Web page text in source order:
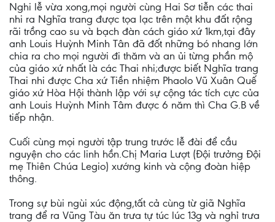
Nghi lễ vừa xong,mọi người cùng Hai Sơ tiễn các thai
nhi ra Nghĩa trang được tọa lạc trên một khu đất rộng
rãi trồng cao su và bạch đàn cách giáo xứ 1km,tại đây
anh Louis Huỳnh Minh Tân đã đốt những bó nhang lớn
chia ra cho mọi người đi thăm và an ủi từng phần mộ
của giáo xứ nhất là các Thai nhi;được biết Nghĩa trang
Thai nhi được Cha xứ Tiền nhiệm Phaolo Vũ Xuân Quế
giáo xứ Hòa Hội thành lập với sự cộng tác tích cực của
anh Louis Huỳnh Minh Tâm được 6 năm thì Cha G.B về
tiếp nhận.
Cuối cùng mọi người tập trung trước lễ đài để cầu
nguyện cho các linh hồn.Chị Maria Lượt (Đội trưởng Đội
mẹ Thiên Chúa Legio) xướng kinh và cộng đoàn hiệp
thông.
Trong sự bùi ngùi xúc động,tất cả cùng từ giã Nghĩa
trang để ra Vũng Tàu ăn trưa tự túc lúc 13g và nghỉ trưa